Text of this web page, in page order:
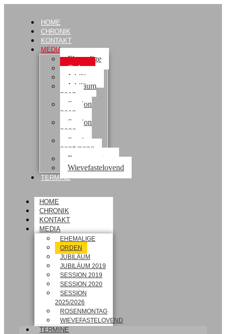
HOME
CHRONIK
KONTAKT
MEDIA
Ehemalige
Orden
Jubiläum
Jubiläum
2019
Session
2019
Session
2020
Session
2025/2026
Rosenmontag
Wievefastelovend
TERMINE
HOME
CHRONIK
KONTAKT
MEDIA
EHEMALIGE
ORDEN
JUBILÄUM
JUBILÄUM 2019
SESSION 2019
SESSION 2020
SESSION
2025/2026
ROSENMONTAG
WIEVEFASTELOVEND
TERMINE